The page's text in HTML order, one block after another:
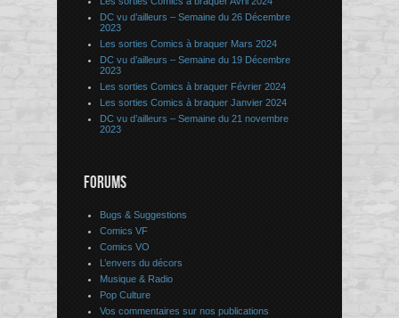
DC vu d’ailleurs – Semaine du 26 Décembre
2023
Les sorties Comics à braquer Mars 2024
DC vu d’ailleurs – Semaine du 19 Décembre
2023
Les sorties Comics à braquer Février 2024
Les sorties Comics à braquer Janvier 2024
DC vu d’ailleurs – Semaine du 21 novembre
2023
FORUMS
Bugs & Suggestions
Comics VF
Comics VO
L’envers du décors
Musique & Radio
Pop Culture
Vos commentaires sur nos publications